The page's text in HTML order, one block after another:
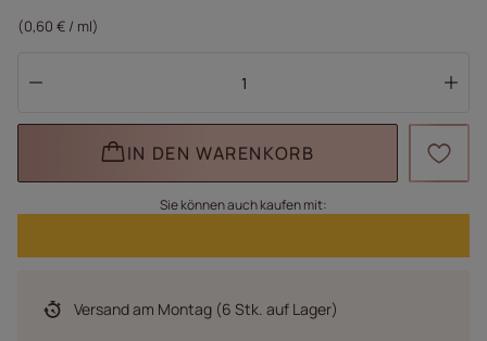
(0,60 € / ml)
IN DEN WARENKORB
Sie können auch kaufen mit:
Versandam Montag (6 Stk. auf Lager)